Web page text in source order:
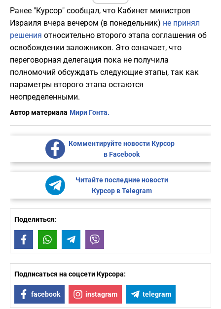
Ранее "Курсор" сообщал, что Кабинет министров
Израиля вчера вечером (в понедельник) не принял
решения относительно второго этапа соглашения об
освобождении заложников. Это означает, что
переговорная делегация пока не получила
полномочий обсуждать следующие этапы, так как
параметры второго этапа остаются
неопределенными.
Автор материала Мири Гонта.
Комментируйте новости Курсор
в Facebook
Читайте последние новости
Курсор в Telegram
Поделиться:
FacebookWhatsAppTelegram
Подписаться на соцсети Курсора:
facebook instagram telegram